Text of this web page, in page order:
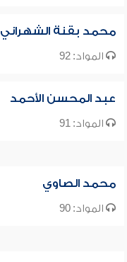
محمد بقنة الشهراني
المواد: 92
عبد المحسن الأحمد
المواد: 91
محمد الصاوي
المواد: 90